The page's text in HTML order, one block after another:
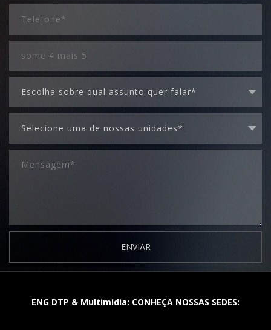
ENVIAR
ENG DTP & Multimídia: CONHEÇA NOSSAS SEDES: